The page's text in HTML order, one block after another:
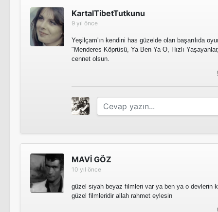
KartalTibetTutkunu
9 yıl önce
Yeşilçam'ın kendini has güzelde olan başarılıda
"Menderes Köprüsü, Ya Ben Ya O, Hızlı
cennet olsun.
MAVİ GÖZ
10 yıl önce
güzel siyah beyaz filmleri var ya ben ya o devlerin
güzel filmleridir allah rahmet eylesin